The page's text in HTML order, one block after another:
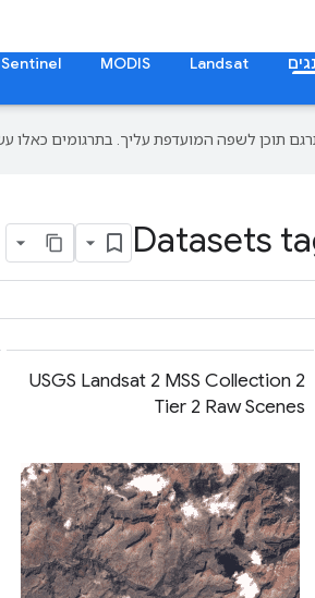
Landsat
MODIS
Sentinel
Datasets
USGS Landsat 2 MSS Collection 2
Tier 2 Raw Scenes